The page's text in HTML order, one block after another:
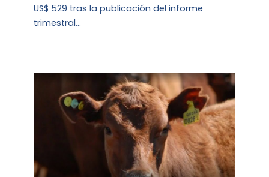
US$ 529 tras la publicación del informe
trimestral…